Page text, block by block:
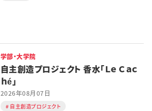
学部・大学院
自主創造プロジェクト 香水「Ｌｅ Ｃａｃ
ｈé」
2026年08月07日
自主創造プロジェクト